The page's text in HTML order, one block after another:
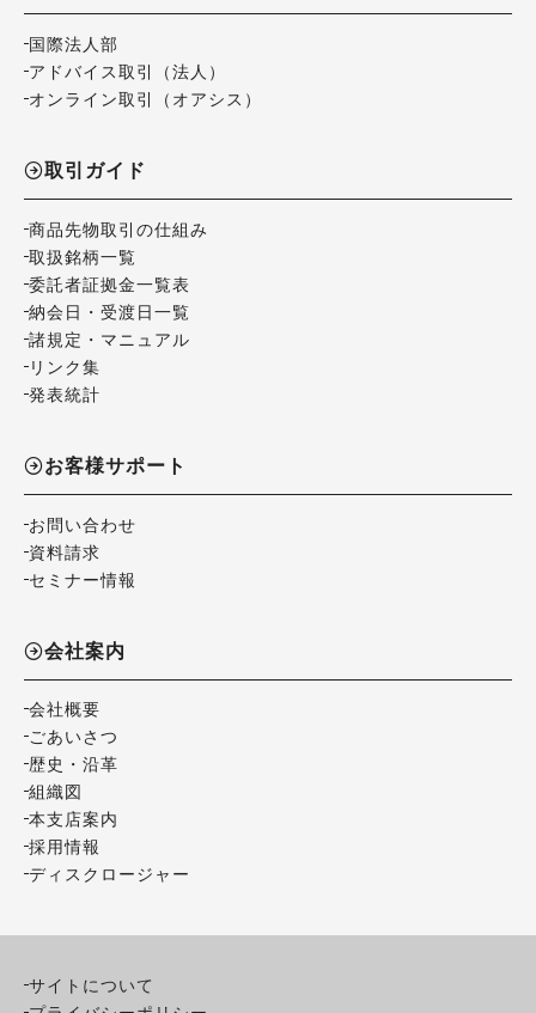
国際法人部
アドバイス取引（法人）
オンライン取引（オアシス）
取引ガイド
商品先物取引の仕組み
取扱銘柄一覧
委託者証拠金一覧表
納会日・受渡日一覧
諸規定・マニュアル
リンク集
発表統計
お客様サポート
お問い合わせ
資料請求
セミナー情報
会社案内
会社概要
ごあいさつ
歴史・沿革
組織図
本支店案内
採用情報
ディスクロージャー
サイトについて